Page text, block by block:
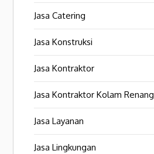
Jasa Catering
Jasa Konstruksi
Jasa Kontraktor
Jasa Kontraktor Kolam Renang
Jasa Layanan
Jasa Lingkungan